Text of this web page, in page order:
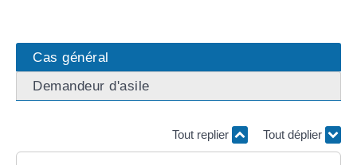
Cas général
Demandeur d'asile
Tout replier Tout déplier